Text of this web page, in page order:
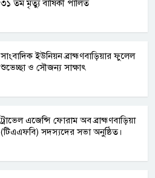
৩১ তম মৃত্যু বার্ষিকী পালিত
সাংবাদিক ইউনিয়ন ব্রাহ্মণবাড়িয়ার ফুলেল
শুভেচ্ছা ও সৌজন্য সাক্ষাৎ
ট্রাভেল এজেন্সি ফোরাম অব ব্রাহ্মণবাড়িয়া
(টিএএফবি) সদস্যদের সভা অনুষ্ঠিত।